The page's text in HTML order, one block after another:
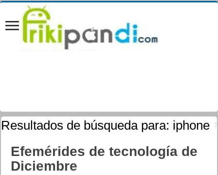
Resultados de búsqueda para: iphone
Efemérides de tecnología de
Diciembre